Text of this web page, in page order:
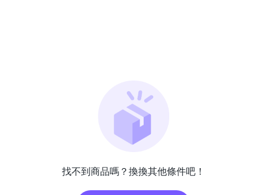
找不到商品嗎？換換其他條件吧！